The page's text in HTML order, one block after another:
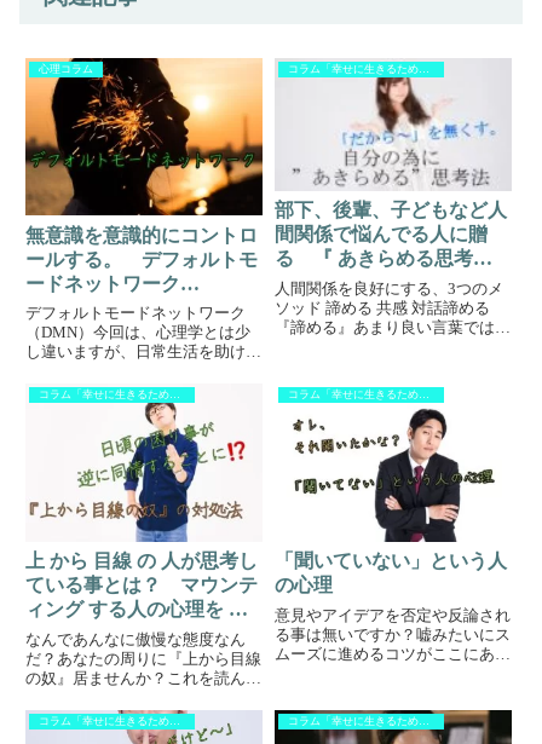
心理コラム
無意識を意識的にコントロ
ールする。 デフォルトモ
ードネットワーク
（DMN）
デフォルトモードネットワーク
（DMN）今回は、心理学とは少
し違いますが、日常生活を助ける
す。デフォルトモードネットワー
ク（DMN）とは何か？デフォル
トモードネットワークとは前頭葉
内側部、前帯状回、後帯状回、下
コラム「幸せに生きるために」
部下、後輩、子どもなど人
間関係で悩んでる人に贈
る 『 あきらめる思考法
』
人間関係を良好にする、3つのメ
ソッド 諦める 共感 対話諦める
『諦める』あまり良い言葉では無
す。かと言って、夢を諦めてなん
か言いません！ここで諦めるの
は、「人は思った通りには動かな
い...
コラム「幸せに生きるために」
上 から 目線 の 人が思考し
ている事とは？ マウンテ
ィング する人の心理を 考
察 してみた.
なんであんなに傲慢な態度なん
だ？あなたの周りに『上から目線
の奴』居ませんか？これを読んだ
ります。
コラム「幸せに生きるために」
「聞いていない」という人
の心理
意見やアイデアを否定や反論され
る事は無いですか？嘘みたいにス
ムーズに進めるコツがここにあり
コラム「幸せに生きるために」